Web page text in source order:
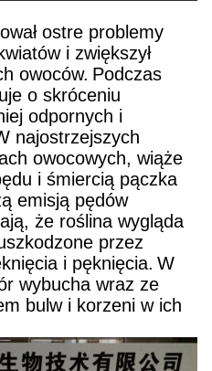
ostre problemy
i zwiększył
owoców. Podczas
o skróceniu
odpornych i
najostrzejszych
owocowych, wiąże
i śmiercią pączka
emisją pędów
że roślina wygląda
przez
i pęknięcia. W
wybucha wraz ze
bulw i korzeni w ich